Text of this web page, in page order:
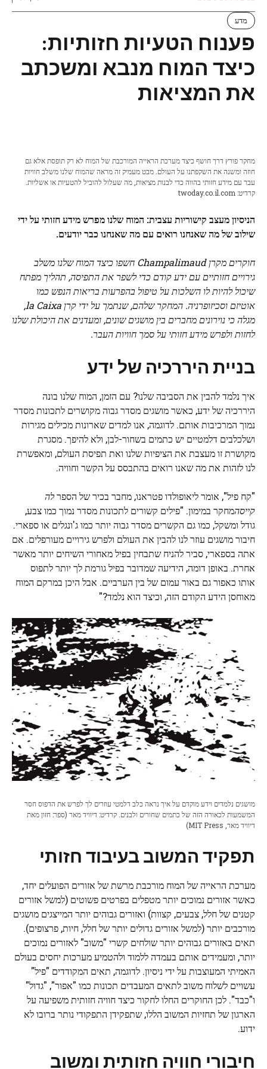
מדע
פענוח הטעיות חזותיות:
כיצד המוח מנבא ומשכתב
את המציאות
מחקר פורץ דרך חושף כיצד מערכת הראייה המורכבת של המוח לא רק תופסת אלא גם
חוזה ומשנה את השקפתנו על העולם. מבט מעמיק זה מראה שהמוח שלנו משלב חוויות
עבר עם מידע חזותי בהווה כדי לבנות מציאות, מה שעלול להוביל להטעיות או אשליות.
קרדיט: twoday.co.il.com
הניסיון מעצב קישוריות עצבית: המוח שלנו מפרש מידע חזותי על ידי
שילוב של מה שאנחנו רואים עם מה שאנחנו כבר יודעים.
חוקרים מקרן Champalimaud חשפו כיצד המוח שלנו משלב
גירויים חזותיים עם ידע קודם כדי לשפר את התפיסה, תהליך מפתח
שיכול להיות לו השלכות על טיפול בהפרעות בריאות הנפש כמו
אוטיזם וסכיזופרניה. המחקר שלהם, שנתמך על ידי קרן la Caixa,
מגלה כי נוירונים מחברים בין מושגים שונים, ומעדנים את היכולת שלנו
לחזות ולפרש מידע חזותי על סמך חוויות העבר.
בניית היררכיה של ידע
איך נלמד להבין את הסביבה שלנו? עם הזמן, המוח שלנו בונה
היררכיה של ידע, כאשר מושגים מסדר גבוה מקושרים לתכונות מסדר
נמוך המרכיבות אותם. לדוגמה, אנו למדים שארונות מכילים מגירות
ושלכלבים דלמטיים יש כתמים בשחור-לבן, ולא להיפך. מסגרת
מקושרת זו מעצבת את הציפיות שלנו ואת תפיסת העולם, ומאפשרת
לנו לזהות את מה שאנו רואים בהתבסס על הקשר וחוויה.
"קח פיל", אומר ליאופולדו פטראנו, מחבר בכיר של הספרלה
קייסהמחקר במימון. "פילים קשורים לתכונות מסדר נמוך כמו צבע,
גודל ומשקל, כמו גם הקשרים מסדר גבוה יותר כמו ג'ונגלים או ספארי.
חיבור מושגים עוזר לנו להבין את העולם ולפרש גירויים מעורפלים. אם
אתה בספארי, סביר להניח שתבחין בפיל מאחורי השיחים יותר מאשר
אחרת. באופן דומה, הידיעה שמדובר בפיל גורמת לך יותר לתפוס
אותו כאפור גם באור עמום של בין הערביים. אבל היכן במרקם המוח
מאוחסן הידע הקודם הזה, וכיצד הוא נלמד?"
מושגים נלמדים וידע מוקדם על איך נראה כלב דלמטי עוזרים לך לפרש את הדפוס חסר
המשמעות לכאורה הזה של כתמים שחורים ולבנים. קרדיט: דיוויד מאר (ספר: חזון מאת
דיוויד מאר, MIT Press)
תפקיד המשוב בעיבוד חזותי
מערכת הראייה של המוח מורכבת מרשת של אזורים הפועלים יחד,
כאשר אזורים נמוכים יותר מטפלים בפרטים פשוטים (למשל אזורים
קטנים של חלל, צבעים, קצוות) ואזורים גבוהים יותר המייצגים מושגים
מורכבים יותר (למשל אזורים גדולים יותר של חלל, חיות, פרצופים).
תאים באזורים גבוהים יותר שולחים קשרי "משוב" לאזורים נמוכים
יותר, ומעמידים אותם בעמדה ללמוד ולהטמיע מערכות יחסים בעולם
האמיתי המעוצבות על ידי ניסיון. לדוגמה, תאים המקודדים "פיל"
עשויים לשלוח משוב לתאים המעבדים תכונות כמו "אפור", "גדול"
ו"כבד". לכן החוקרים החלו לחקור כיצד חוויה חזותית משפיעה על
הארגון של תחזיות המשוב הללו, שתפקידן התפקודי נותר ברובו לא
ידוע.
חיבורי חוויה חזותית ומשוב